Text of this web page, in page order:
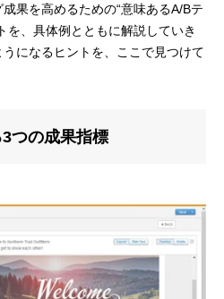
果を高めるための“意味あるA/Bテ
を、具体例とともに解説していき
になるヒントを、ここで見つけて
つの成果指標